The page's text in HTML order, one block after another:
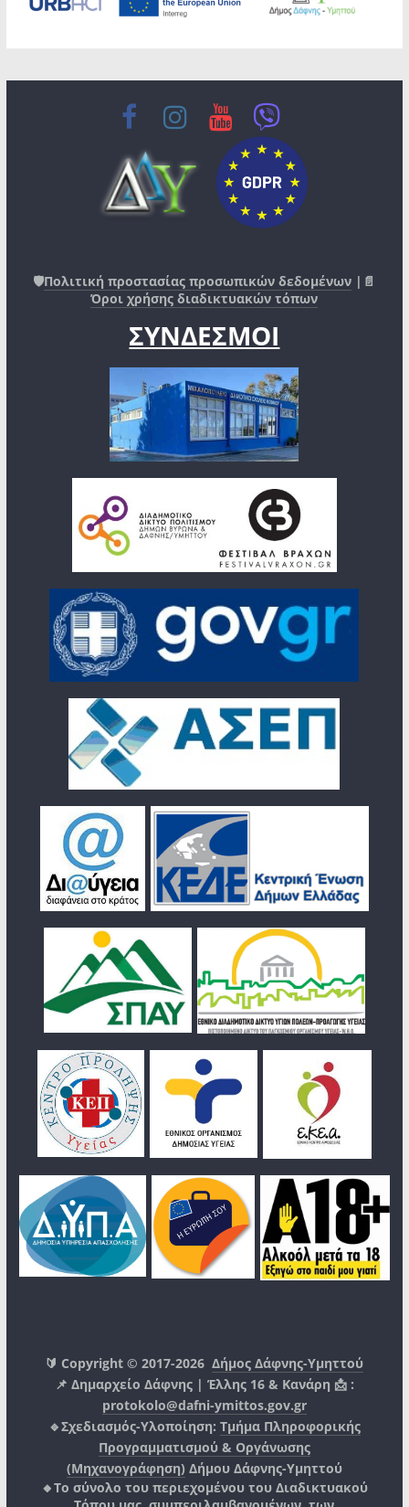
🛡️Πολιτική προστασίας προσωπικών δεδομένων |📄
Όροι χρήσης διαδικτυακών τόπων
ΣΥΝΔΕΣΜΟΙ
🔰 Copyright © 2017-2026Δήμος Δάφνης-Υμηττού
📌 Δημαρχείο Δάφνης | Έλλης 16 & Κανάρη 📩 :
protokolo@dafni-ymittos.gov.gr
🔹Σχεδιασμός-Υλοποίηση: Τμήμα Πληροφορικής
Προγραμματισμού & Οργάνωσης
(Μηχανογράφηση) Δήμου Δάφνης-Υμηττού
🔸Το σύνολο του περιεχομένου του Διαδικτυακού